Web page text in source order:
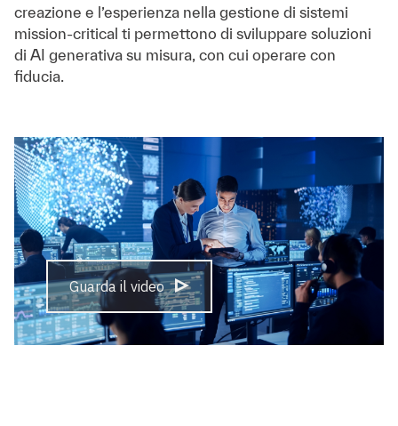
creazione e l’esperienza nella gestione di sistemi
mission-critical ti permettono di sviluppare soluzioni
di AI generativa su misura, con cui operare con
fiducia.
Guarda il video